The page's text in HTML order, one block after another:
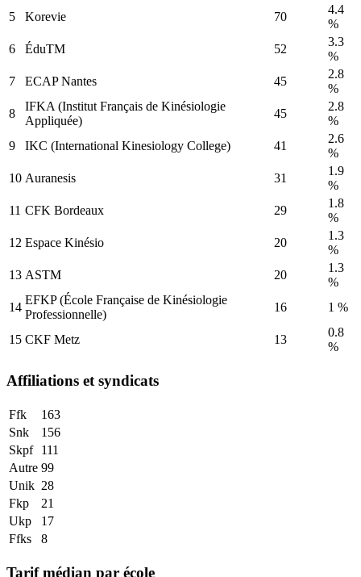
5
Korevie 70
4.4
%
6
ÉduTM 52
3.3
%
7
ECAP Nantes 45
2.8
%
8
IFKA (Institut Français de Kinésiologie
Appliquée)
45
2.8
%
9
IKC (International Kinesiology College) 41
2.6
%
10 Auranesis 31
1.9
%
11 CFK Bordeaux 29
1.8
%
12 Espace Kinésio 20
1.3
%
13 ASTM 20
1.3
%
14
EFKP (École Française de Kinésiologie
Professionnelle)
16 1 %
15 CKF Metz 13
0.8
%
Affiliations et syndicats
Ffk
163
Snk
156
Skpf
111
Autre 99
Unik 28
Fkp
21
Ukp
17
Ffks
8
Tarif médian par école